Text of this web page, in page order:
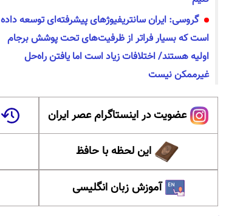
گروسی: ایران سانتریفیوژهای پیشرفته‌ای توسعه داده
است که بسیار فراتر از ظرفیت‌های تحت پوشش برجام
اولیه هستند/ اختلافات زیاد است اما یافتن راه‌حل
غیرممکن نیست
عضویت در اینستاگرام عصر ایران
این لحظه با حافظ
آموزش زبان انگلیسی